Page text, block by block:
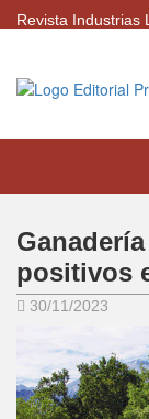
Revista Industrias
positivos
30/11/2023